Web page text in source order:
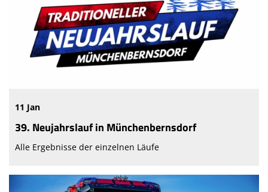
11 Jan
39. Neujahrslauf in Münchenbernsdorf
Alle Ergebnisse der einzelnen Läufe